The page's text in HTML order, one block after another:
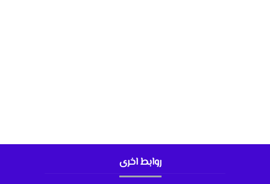
روابط اخرى